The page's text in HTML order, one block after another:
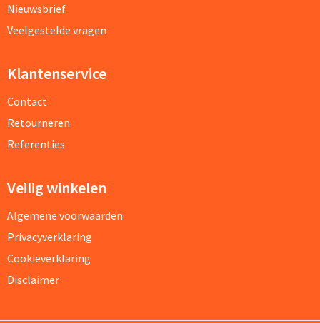
Nieuwsbrief
Veelgestelde vragen
Klantenservice
Contact
Retourneren
Referenties
Veilig winkelen
Algemene voorwaarden
Privacyverklaring
Cookieverklaring
Disclaimer